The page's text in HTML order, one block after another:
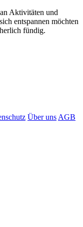
Aktivitäten und
entspannen möchten
fündig.
Über uns AGB